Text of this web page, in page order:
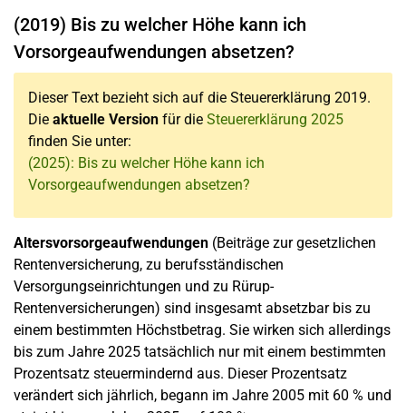
(2019) Bis zu welcher Höhe kann ich
Vorsorgeaufwendungen absetzen?
Dieser Text bezieht sich auf die Steuererklärung 2019.
Die aktuelle Version für die Steuererklärung 2025
finden Sie unter:
(2025): Bis zu welcher Höhe kann ich
Vorsorgeaufwendungen absetzen?
Altersvorsorgeaufwendungen (Beiträge zur gesetzlichen
Rentenversicherung, zu berufsständischen
Versorgungseinrichtungen und zu Rürup-
Rentenversicherungen) sind insgesamt absetzbar bis zu
einem bestimmten Höchstbetrag. Sie wirken sich allerdings
bis zum Jahre 2025 tatsächlich nur mit einem bestimmten
Prozentsatz steuermindernd aus. Dieser Prozentsatz
verändert sich jährlich, begann im Jahre 2005 mit 60 % und